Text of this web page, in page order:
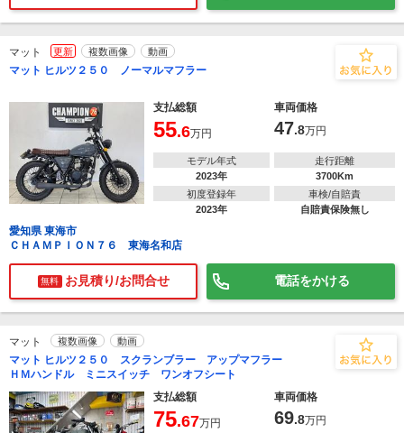
マット 更新 複数画像 動画
マット ヒルツ２５０ ノーマルマフラー
支払総額 車両価格
55.6万円 47.8万円
モデル年式
2023年
走行距離
3700Km
初度登録年
2023年
車検/自賠責
自賠責保険無し
愛知県 東海市
ＣＨＡＭＰＩＯＮ７６ 東海名和店
無料 お見積り/お問合せ 電話をかける
マット 複数画像 動画
マット ヒルツ２５０ スクランブラー アップマフラー
ＨＭハンドル ミニスイッチ ワンオフシート
支払総額
車両価格
75.67万円 69.8万円